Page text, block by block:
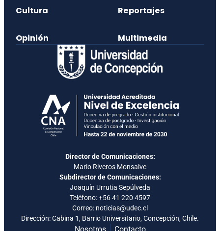
Cultura Reportajes
Opinión Multimedia
Director de Comunicaciones:
Mario Riveros Monsalve
Subdirector de Comunicaciones:
Joaquín Urrutia Sepúlveda
Teléfono:+56 41 220 4597
Correo: noticias@udec.cl
Dirección: Cabina 1, Barrio Universitario, Concepción, Chile.